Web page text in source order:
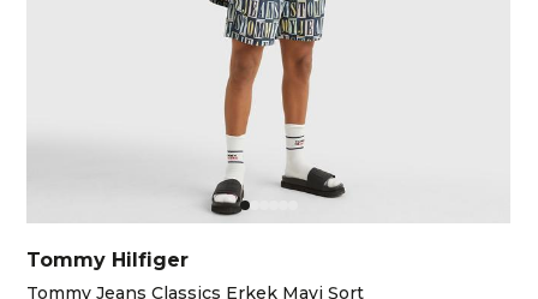
Tommy Hilfiger
Tommy Jeans Classics Erkek Mavi Şort